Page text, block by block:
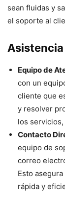
sean fluidas y
el soporte al
Equipo de
con un
cliente que
y resolver
los
Contacto
equipo de
correo
Esto
rápida y